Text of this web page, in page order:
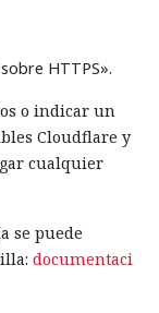
HTTPS».
o indicar un
Cloudflare y
cualquier
se puede
documentaci